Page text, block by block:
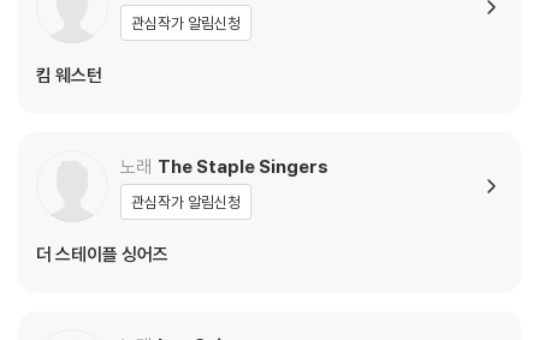
관심작가 알림신청
킴 웨스턴
노래 The Staple Singers
관심작가 알림신청
더 스테이플 싱어즈